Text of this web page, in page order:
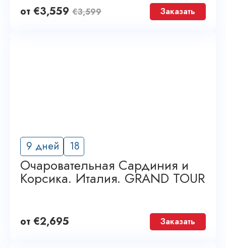
от €3,559 €3,599 Заказать
9 дней 18
Очаровательная Сардиния и
Корсика. Италия. GRAND TOUR
от €2,695 Заказать